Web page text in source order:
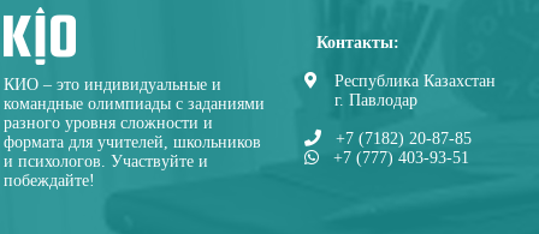
КИО – это индивидуальные и
командные олимпиады с заданиями
разного уровня сложности и
формата для учителей, школьников
и психологов. Участвуйте и
побеждайте!
Контакты:
Республика Казахстан
г. Павлодар
+7 (7182) 20-87-85
+7 (777) 403-93-51